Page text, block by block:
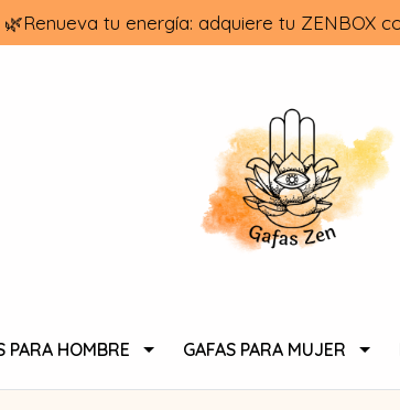
🌿Renueva tu energía: adquiere tu ZENBOX
PARA HOMBRE GAFAS PARA MUJER